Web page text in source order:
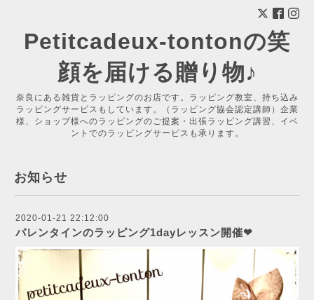
Petitcadeux-tontonの笑
顔を届ける贈り物♪
奈良にある雑貨とラッピングのお店です。ラッピング教室、持ち込み
ラッピングサービスもしています。（ラッピング協会認定講師）企業
様、ショップ様へのラッピングのご提案・出張ラッピング講習、イベ
ントでのラッピングサービスも承ります。
お知らせ
2020-01-21 22:12:00
バレンタインのラッピング1dayレッスン開催❤︎